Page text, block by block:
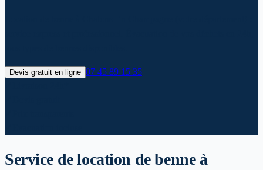
Devis gratuit en ligne 07 45 89 15 35
Service de location de benne à